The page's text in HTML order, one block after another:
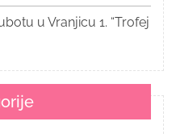
u Vranjicu 1. “Trofej